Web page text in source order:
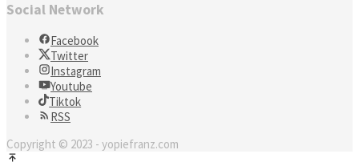
Social Network
Facebook
Twitter
Instagram
Youtube
Tiktok
RSS
Copyright © 2023 - yopiefranz.com